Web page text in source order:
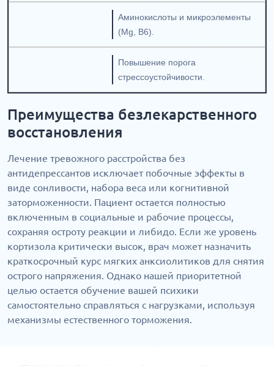
Аминокислоты и микроэлементы
(Mg, B6).
Повышение порога
стрессоустойчивости.
Преимущества безлекарственного
восстановления
Лечение тревожного расстройства без
антидепрессантов исключает побочные эффекты в
виде сонливости, набора веса или когнитивной
заторможенности. Пациент остается полностью
включенным в социальные и рабочие процессы,
сохраняя остроту реакции и либидо. Если же уровень
кортизола критически высок, врач может назначить
краткосрочный курс мягких анксиолитиков для снятия
острого напряжения. Однако нашей приоритетной
целью остается обучение вашей психики
самостоятельно справляться с нагрузками, используя
механизмы естественного торможения.